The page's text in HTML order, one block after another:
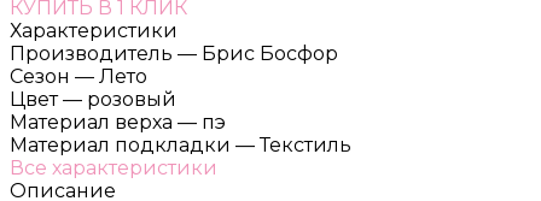
КУПИТЬ В 1 КЛИК
Характеристики
Производитель — Брис Босфор
Сезон — Лето
Цвет — розовый
Материал верха — пэ
Материал подкладки — Текстиль
Все характеристики
Описание